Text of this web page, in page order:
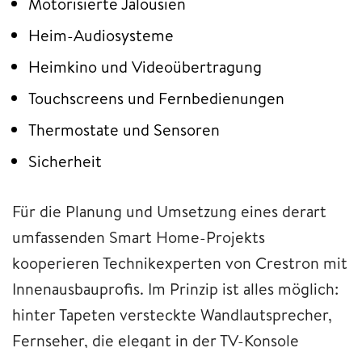
Heim-Audiosysteme
Heimkino und Videoübertragung
Touchscreens und Fernbedienungen
Thermostate und Sensoren
Sicherheit
Für die Planung und Umsetzung eines derart
umfassenden Smart Home-Projekts
kooperieren Technikexperten von Crestron mit
Innenausbauprofis. Im Prinzip ist alles möglich:
hinter Tapeten versteckte Wandlautsprecher,
Fernseher, die elegant in der TV-Konsole